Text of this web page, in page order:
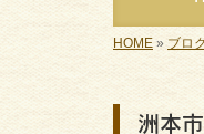
HOME » ブロ
洲本